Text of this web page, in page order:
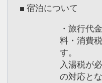
■ 宿泊について
・旅行代
料・消費
す。
入湯税が
の対応と